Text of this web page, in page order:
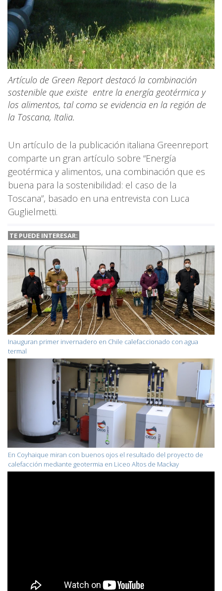
Artículo de Green Report destacó la combinación
sostenible que existe entre la energía geotérmica y
los alimentos, tal como se evidencia en la región de
la Toscana, Italia.
Un artículo de la publicación italiana Greenreport
comparte un gran artículo sobre “Energía
geotérmica y alimentos, una combinación que es
buena para la sostenibilidad: el caso de la
Toscana”, basado en una entrevista con Luca
Guglielmetti.
TE PUEDE INTERESAR:
Inauguran primer invernadero en Chile calefaccionado con agua
termal
En Coyhaique miran con buenos ojos el resultado del proyecto de
calefacción mediante geotermia en Liceo Altos de Mackay